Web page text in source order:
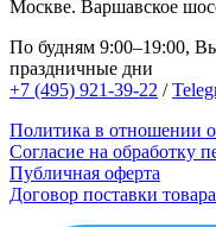
Москве. Варшавское
По будням 9:00–19:00,
праздничные дни
+7 (495) 921-39-22 /
Политика в отношении
Согласие на обработку
Публичная оферта
Договор поставки товара